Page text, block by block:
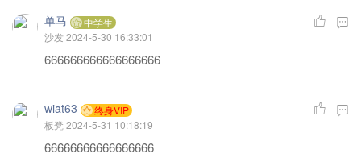
单马
中学生
沙发2024-5-30 16:33:01
666666666666666666
wiat63
终身VIP
板凳 2024-5-31 10:18:19
66666666666666666